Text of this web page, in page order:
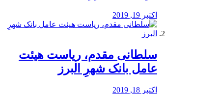
اکتبر 19, 2019
سلطانی مقدم، ریاست هیئت
عامل بانک شهرِ البرز
اکتبر 18, 2019